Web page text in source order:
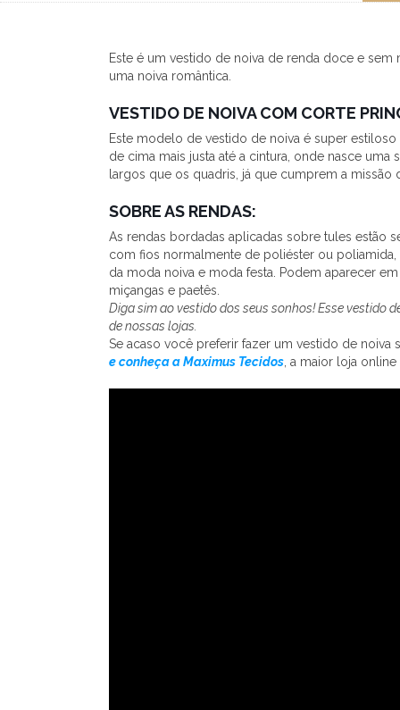
Este é um vestido de noiva de renda doce e
uma noiva romântica.
VESTIDO DE NOIVA COM CORTE
Este modelo de vestido de noiva é super
de cima mais justa até a cintura, onde nasce
largos que os quadris, já que cumprem a
SOBRE AS RENDAS:
As rendas bordadas aplicadas sobre tules estão
com fios normalmente de poliéster ou
da moda noiva e moda festa. Podem aparecer
miçangas e paetês.
Diga sim ao vestido dos seus sonhos! Esse vestido
de nossas lojas.
Se acaso você preferir fazer um vestido de
e conheça a Maximus Tecidos , a maior loja